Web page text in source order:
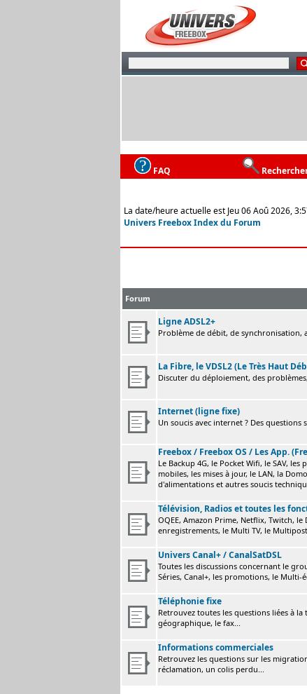
FAQ
La date/heure actuelle est Jeu 06 Aoû 2026,
Univers Freebox Index du Forum
Forum
Ligne ADSL2+
Problème de débit, de synchronisation,
La Fibre, le VDSL2 (Le Très Haut
Discuter du déploiement, des
Internet (ligne fixe)
Un soucis avec internet ? Des
Freebox / Freebox OS / Les App.
Le Backup 4G, le Pocket Wifi, le SAV,
mobiles, les mises à jour, le LAN, la
d'alimentations et autres soucis
Télévision, Radios et toutes les
OQEE, Amazon Prime, Netflix, Twitch,
enregistrements, le Multi TV, le
Univers Canal+ / CanalSatDSL
Toutes les discussions concernant le
Séries, Canal+, les promotions, le Multi-
Téléphonie fixe
Retrouvez toutes les questions liées à
géographique, le fax...
Informations commerciales
Retrouvez les questions sur les
réclamation, un colis perdu...